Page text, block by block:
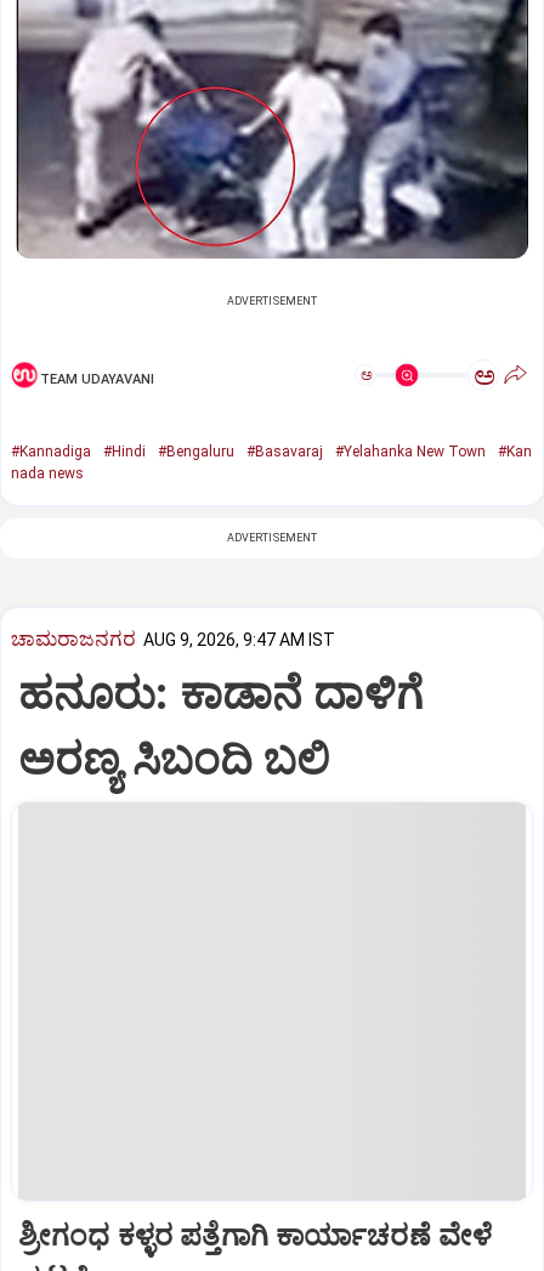
ADVERTISEMENT
TEAM UDAYAVANI ಅ ಅ
#Kannadiga #Hindi #Bengaluru #Basavaraj #Yelahanka New Town
#Kan
nada news
ADVERTISEMENT
ಚಾಮರಾಜನಗರ AUG 9, 2026, 9:47 AM IST
ಹನೂರು: ಕಾಡಾನೆ ದಾಳಿಗೆ
ಅರಣ್ಯ ಸಿಬಂದಿ ಬಲಿ
ಶ್ರೀಗಂಧ ಕಳ್ಳರ ಪತ್ತೆಗಾಗಿ ಕಾರ್ಯಾಚರಣೆ ವೇಳೆ